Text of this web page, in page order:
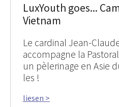
LuxYouth goes...
Vietnam
Le cardinal Jean-
accompagne la
un pèlerinage en Asie
les !
liesen >